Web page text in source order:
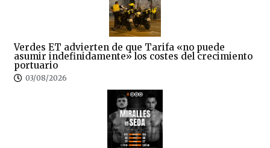
Verdes ET advierten de que Tarifa «no puede
asumir indefinidamente» los costes del crecimiento
portuario
03/08/2026